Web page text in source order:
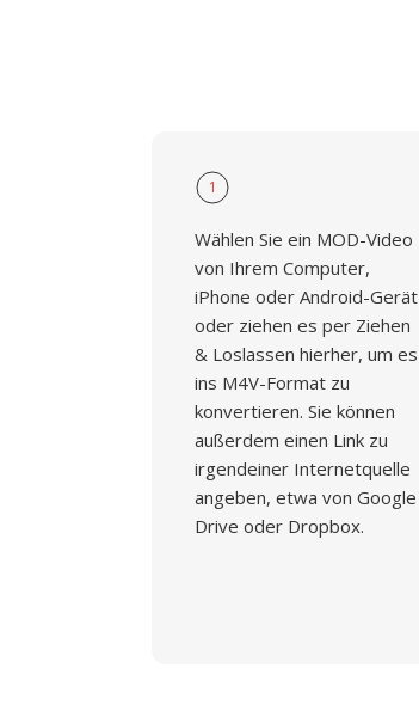
1
Wählen Sie ein MOD-Video
von Ihrem Computer,
iPhone oder Android-Gerät
oder ziehen es per Ziehen
& Loslassen hierher, um es
ins M4V-Format zu
konvertieren. Sie können
außerdem einen Link zu
irgendeiner Internetquelle
angeben, etwa von Google
Drive oder Dropbox.